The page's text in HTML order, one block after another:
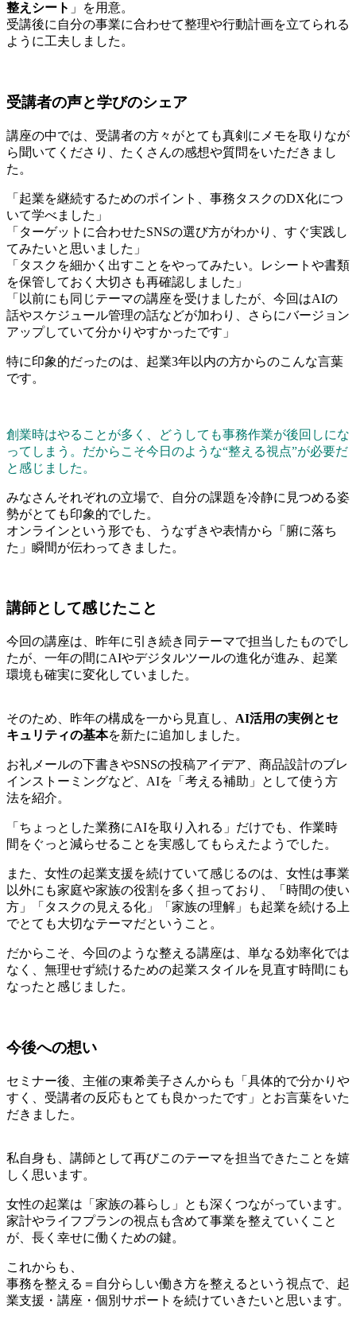
整えシート 」を用意。
受講後に自分の事業に合わせて整理や行動計画を立てられる
ように工夫しました。
受講者の声と学びのシェア
講座の中では、受講者の方々がとても真剣にメモを取りなが
ら聞いてくださり、たくさんの感想や質問をいただきまし
た。
「起業を継続するためのポイント、事務タスクのDX化につ
いて学べました」
「ターゲットに合わせたSNSの選び方がわかり、すぐ実践し
てみたいと思いました」
「タスクを細かく出すことをやってみたい。レシートや書類
を保管しておく大切さも再確認しました」
「以前にも同じテーマの講座を受けましたが、今回はAIの
話やスケジュール管理の話などが加わり、さらにバージョン
アップしていて分かりやすかったです」
特に印象的だったのは、起業3年以内の方からのこんな言葉
です。
創業時はやることが多く、どうしても事務作業が後回しにな
ってしまう。だからこそ今日のような“整える視点”が必要だ
と感じました。
みなさんそれぞれの立場で、自分の課題を冷静に見つめる姿
勢がとても印象的でした。
オンラインという形でも、うなずきや表情から「腑に落ち
た」瞬間が伝わってきました。
講師として感じたこと
今回の講座は、昨年に引き続き同テーマで担当したものでし
たが、一年の間にAIやデジタルツールの進化が進み、起業
環境も確実に変化していました。
そのため、昨年の構成を一から見直し、 AI活用の実例とセ
キュリティの基本を新たに追加しました。
お礼メールの下書きやSNSの投稿アイデア、商品設計のブレ
インストーミングなど、AIを「考える補助」として使う方
法を紹介。
「ちょっとした業務にAIを取り入れる」だけでも、作業時
間をぐっと減らせることを実感してもらえたようでした。
また、女性の起業支援を続けていて感じるのは、女性は事業
以外にも家庭や家族の役割を多く担っており、
「時間の使い
方」「タスクの見える化」「家族の理解」も起業を続ける上
でとても大切なテーマだということ。
だからこそ、今回のような整える講座は、単なる効率化では
なく、 無理せず続けるための起業スタイルを見直す時間にも
なったと感じました。
今後への想い
セミナー後、主催の東希美子さんからも「具体的で分かりや
すく、受講者の反応もとても良かったです」とお言葉をいた
だきました。
私自身も、講師として再びこのテーマを担当できたことを嬉
しく思います。
女性の起業は「家族の暮らし」とも深くつながっています。
家計やライフプランの視点も含めて事業を整えていくこと
が、長く幸せに働くための鍵。
これからも、
事務を整える＝自分らしい働き方を整える という視点で、起
業支援・講座・個別サポートを続けていきたいと思います。